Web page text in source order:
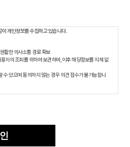
개인정보를 수집하고 있습니다.
활한 의사소통 경로 확보
자의 조회를 위하여 보관하며, 이후 해당정보를 지체 없
수 있으며 동의하지 않는 경우 의견 접수가 불가능합니